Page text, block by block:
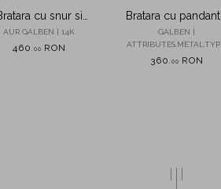
cu snur si
banut din aur
AUR GALBEN | 14K
460 00 RON
Bratara cu
infinit din argint
cu zirconii
GALBEN |
360 00 RON